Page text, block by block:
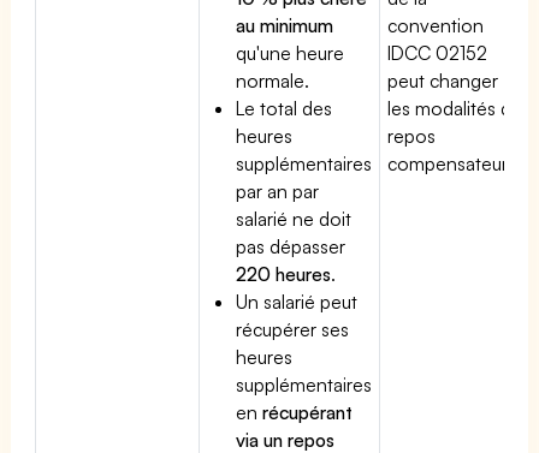
au minimum
qu'une heure
normale.
Le total des
heures
supplémentaires
par an par
salarié ne doit
pas dépasser
220 heures.
Un salarié peut
récupérer ses
heures
supplémentaires
enrécupérant
via un repos
convention
IDCC 02152
peut changer
les modalités du
repos
compensateur.